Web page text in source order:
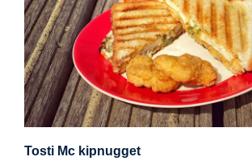
Tosti Mc kipnugget